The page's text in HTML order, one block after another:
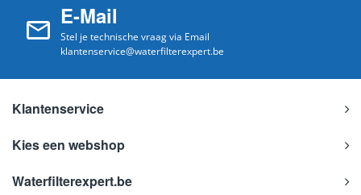
E-Mail
Stel je technische vraag via Email
klantenservice@waterfilterexpert.be
Klantenservice
Kies een webshop
Waterfilterexpert.be